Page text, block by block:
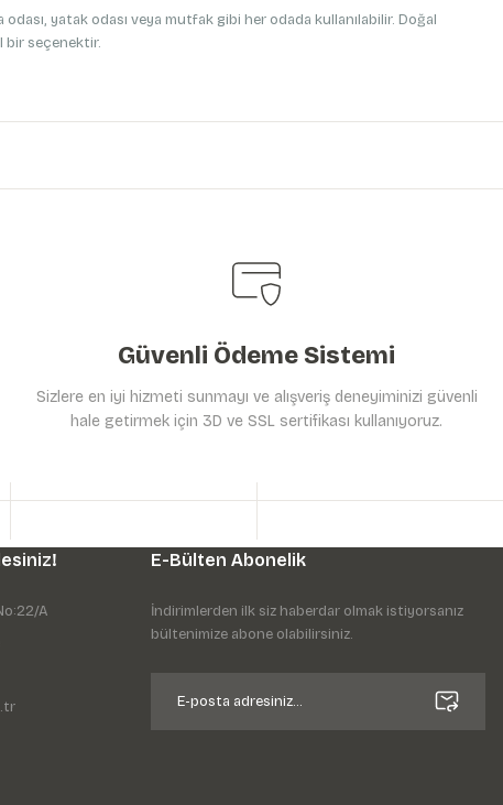
yatak odası veya mutfak gibi her odada kullanılabilir. Doğal
bir seçenektir.
Güvenli Ödeme Sistemi
Sizlere en iyi hizmeti sunmayı ve alışveriş deneyiminizi güvenli
hale getirmek için 3D ve SSL sertifikası kullanıyoruz.
A
E-Bülten Abonelik
İndirimlerden ilk siz haberdar olmak istiyorsanız
bültenimize abone olabilirsiniz.